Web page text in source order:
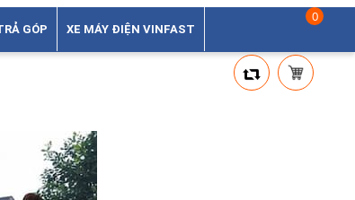
GÓP XE MÁY ĐIỆN VINFAST
0